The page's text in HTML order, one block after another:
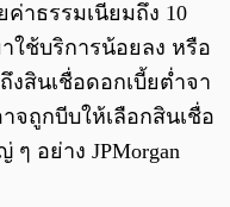
ค่าธรรมเนียมถึง 10
ใช้บริการน้อยลง หรือ
งสินเชื่อดอกเบี้ยต่ำจา
ถูกบีบให้เลือกสินเชื่อ
อย่าง JPMorgan